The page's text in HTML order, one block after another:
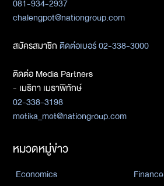
081-934-2937
chalengpot@nationgroup.com
สมัครสมาชิกติดต่อเบอร์ 02-338-3000
ติดต่อ Media Partners
- เมธิกา เมธาพิทักษ์
02-338-3198
metika_met@nationgroup.com
หมวดหมู่ข่าว
Economics
Finance